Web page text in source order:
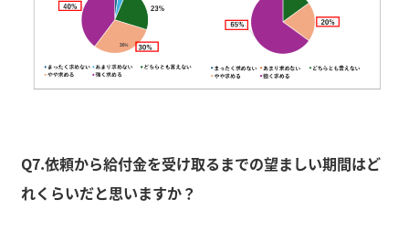
Q7.依頼から給付金を受け取るまでの望ましい期間はど
れくらいだと思いますか？